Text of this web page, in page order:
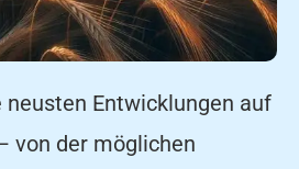
neusten Entwicklungen auf
von der möglichen